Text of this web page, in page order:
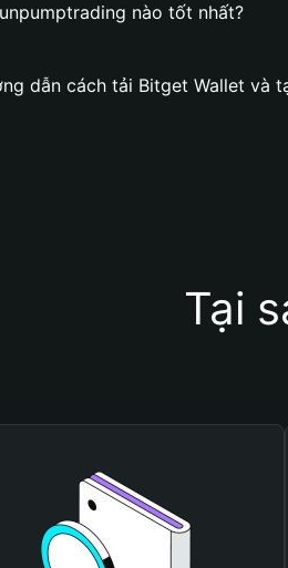
nào tốt nhất?
dẫn cách tải Bitget Wallet và
Tại